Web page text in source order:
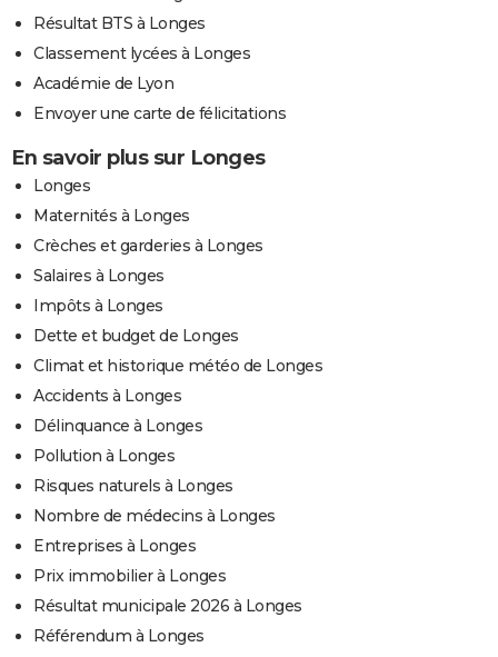
Résultat BTS à Longes
Classement lycées à Longes
Académie de Lyon
Envoyer une carte de félicitations
En savoir plus sur Longes
Longes
Maternités à Longes
Crèches et garderies à Longes
Salaires à Longes
Impôts à Longes
Dette et budget de Longes
Climat et historique météo de Longes
Accidents à Longes
Délinquance à Longes
Pollution à Longes
Risques naturels à Longes
Nombre de médecins à Longes
Entreprises à Longes
Prix immobilier à Longes
Résultat municipale 2026 à Longes
Référendum à Longes